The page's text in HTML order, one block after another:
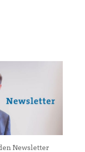
Newsletter